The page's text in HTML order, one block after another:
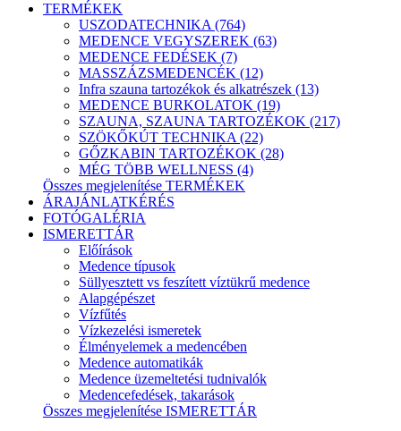
TERMÉKEK
USZODATECHNIKA (764)
MEDENCE VEGYSZEREK (63)
MEDENCE FEDÉSEK (7)
MASSZÁZSMEDENCÉK (12)
Infra szauna tartozékok és alkatrészek (13)
MEDENCE BURKOLATOK (19)
SZAUNA, SZAUNA TARTOZÉKOK (217)
SZÖKŐKÚT TECHNIKA (22)
GŐZKABIN TARTOZÉKOK (28)
MÉG TÖBB WELLNESS (4)
Összes megjelenítése TERMÉKEK
ÁRAJÁNLATKÉRÉS
FOTÓGALÉRIA
ISMERETTÁR
Előírások
Medence típusok
Süllyesztett vs feszített víztükrű medence
Alapgépészet
Vízfűtés
Vízkezelési ismeretek
Élményelemek a medencében
Medence automatikák
Medence üzemeltetési tudnivalók
Medencefedések, takarások
Összes megjelenítése ISMERETTÁR